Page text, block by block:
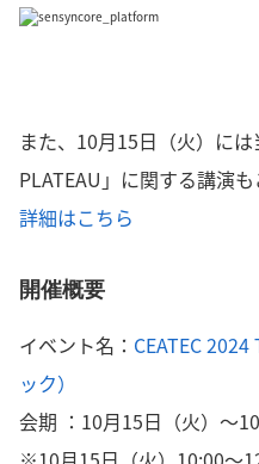
また、10月15日（火）に
PLATEAU」に関する講演も
詳細はこちら
開催概要
イベント名： CEATEC
ック）
会期 ：10月15日（火）～